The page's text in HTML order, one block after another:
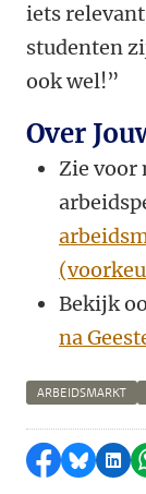
iets
studenten
ook wel!”
Over
Zie voor
Bekijk
na
ARBEIDSMARKT
Delen op
Delen